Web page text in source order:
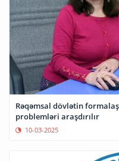
Rəqəmsal dövlətin
problemləri araşdırılır
10-03-2025